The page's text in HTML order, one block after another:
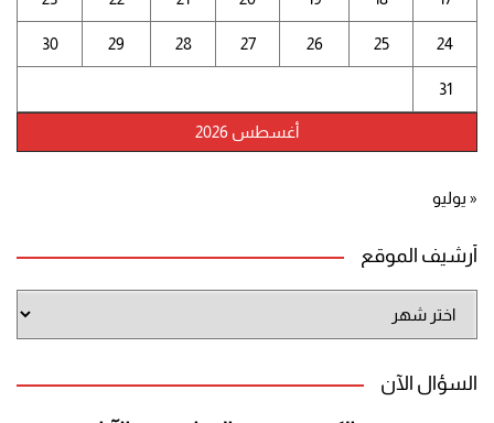
أغسطس 2026
24
25
26
27
28
29
30
31
« يوليو
أرشيف الموقع
الموقع
السؤال الآن